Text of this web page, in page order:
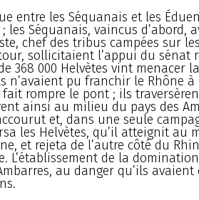
entre les Séquanais et les
les Séquanais, vaincus d’abord,
chef des tribus campées sur
sollicitaient l’appui du sénat
368 000 Helvètes vint menacer
n’avaient pu franchir le Rhône à
rompre le pont ; ils
ainsi au milieu du pays des
et, dans une seule
les Helvètes, qu’il atteignit au
et rejeta de l’autre côté du
L’établissement de la
au danger qu’ils